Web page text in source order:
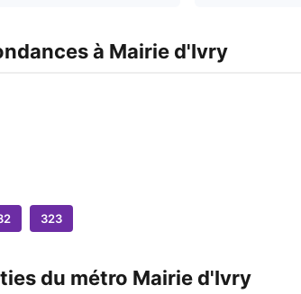
à Mairie d'Ivry
323
du métro Mairie d'Ivry